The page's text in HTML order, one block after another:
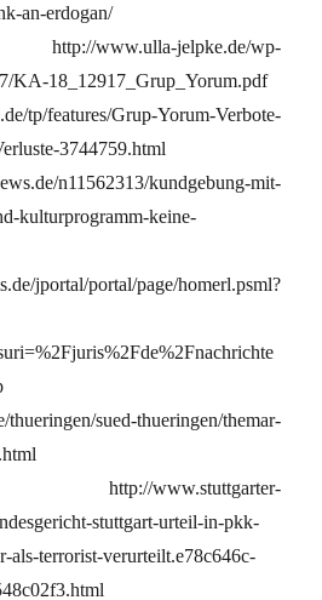
an-erdogan/
jelpke.de/wp-
KA-18_12917_Grup_Yorum.pdf
tp/features/Grup-Yorum-Verbote-
3744759.html
n11562313/kundgebung-mit-
kulturprogramm-keine-
jportal/portal/page/homerl.psml?
sued-thueringen/themar-
stuttgart-urteil-in-pkk-
als-terrorist-verurteilt.e78c646c-